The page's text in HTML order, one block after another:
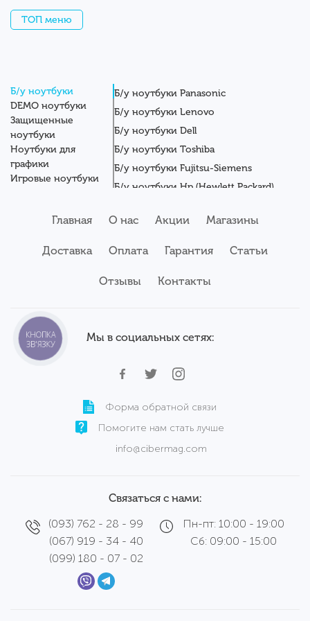
ТОП меню
Б/у ноутбуки
DEMO ноутбуки
Защищенные
ноутбуки
Ноутбуки для
графики
Игровые ноутбуки
Мониторы
Серверы
Б/у ноутбуки Panasonic
Б/у ноутбуки Lenovo
Б/у ноутбуки Dell
Б/у ноутбуки Toshiba
Б/у ноутбуки Fujitsu-Siemens
Б/у ноутбуки Hp (Hewlett Packard)
Б/у ноутбуки Asus
Б/у ноутбуки Samsung
Главная О нас Акции Магазины
Доставка Оплата Гарантия Статьи
Отзывы Контакты
Мы в социальных сетях:
Форма обратной связи
Помогите нам стать лучше
info@cibermag.com
Связаться с нами:
(093) 762 - 28 - 99
(067) 919 - 34 - 40
(099) 180 - 07 - 02
Пн-пт: 10:00 - 19:00
Сб: 09:00 - 15:00
КНОПКА
ЗВ'ЯЗКУ